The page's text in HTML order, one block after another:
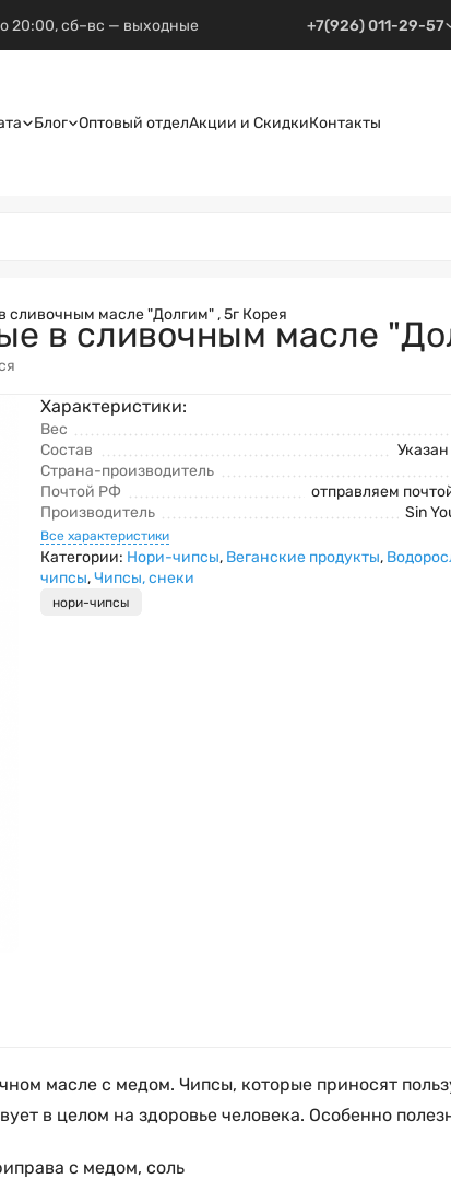
20:00, сб–вс — выходные +7(926) 011-29-57
Блог Оптовый отделАкции и СкидкиКонтакты
масле "Долгим" , 5г Корея
в сливочным масле
Характеристики:
Вес
Состав
Страна-производитель
Почтой РФ
отправляем
Производитель
Sin
Все характеристики
Категории: Нори-чипсы, Веганские продукты,
чипсы,Чипсы, снеки
нори-чипсы
масле с медом. Чипсы, которые приносят
в целом на здоровье человека. Особенно
с медом, соль